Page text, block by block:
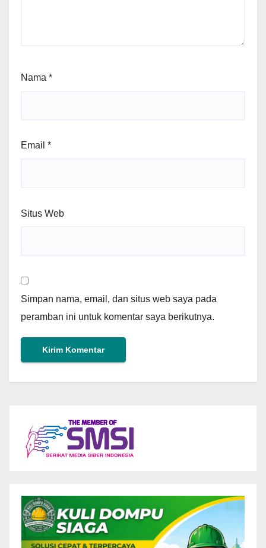
Nama *
Email *
Situs Web
Simpan nama, email, dan situs web saya pada
peramban ini untuk komentar saya berikutnya.